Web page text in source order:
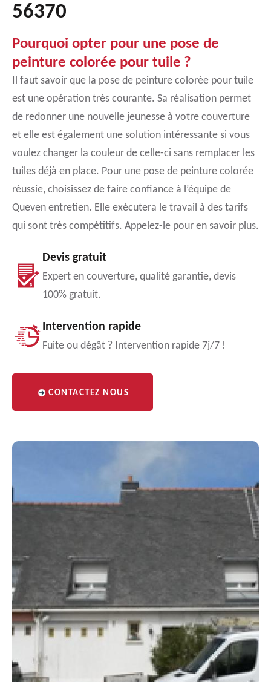
56370
Pourquoi opter pour une pose de
peinture colorée pour tuile ?
Il faut savoir que la pose de peinture colorée pour tuile
est une opération très courante. Sa réalisation permet
de redonner une nouvelle jeunesse à votre couverture
et elle est également une solution intéressante si vous
voulez changer la couleur de celle-ci sans remplacer les
tuiles déjà en place. Pour une pose de peinture colorée
réussie, choisissez de faire confiance à l’équipe de
Queven entretien. Elle exécutera le travail à des tarifs
qui sont très compétitifs. Appelez-le pour en savoir plus.
Devis gratuit
Expert en couverture, qualité garantie, devis
100% gratuit.
Intervention rapide
Fuite ou dégât ? Intervention rapide 7j/7 !
CONTACTEZ NOUS